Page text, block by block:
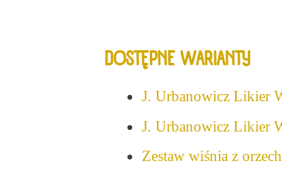
DOSTĘPNE WARIANTY
J. Urbanowicz Likier
J. Urbanowicz Likier
Zestaw wiśnia z